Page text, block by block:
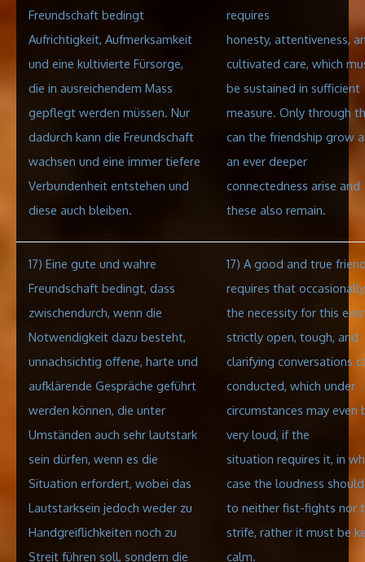
Freundschaft bedingt
Aufrichtigkeit, Aufmerksamkeit
und eine kultivierte Fürsorge,
die in ausreichendem Mass
gepflegt werden müssen. Nur
dadurch kann die Freundschaft
wachsen und eine immer tiefere
Verbundenheit entstehen und
diese auch bleiben.
requires
honesty, attentiveness,
cultivated care, which
be sustained in sufficient
measure. Only through
can the friendship grow
an ever deeper
connectedness arise and
these also remain.
17) Eine gute und wahre
Freundschaft bedingt, dass
zwischendurch, wenn die
Notwendigkeit dazu besteht,
unnachsichtig offene, harte und
aufklärende Gespräche geführt
werden können, die unter
Umständen auch sehr lautstark
sein dürfen, wenn es die
Situation erfordert, wobei das
Lautstarksein jedoch weder zu
Handgreiflichkeiten noch zu
Streit führen soll, sondern die
17) A good and true
requires that
the necessity for this
strictly open, tough, and
clarifying conversations
conducted, which under
circumstances may even
very loud, if the
situation requires it, in
case the loudness
to neither fist-fights nor
strife, rather it must be
calm.